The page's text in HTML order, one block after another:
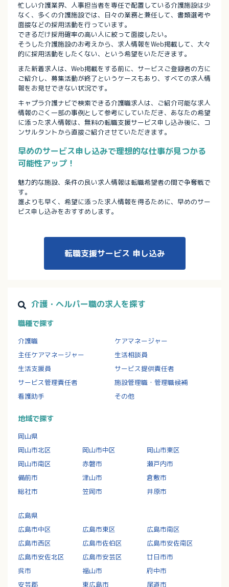
忙しい介護業界、人事担当者を専任で配置している介護施設は少
なく、多くの介護施設では、日々の業務と兼任して、書類選考や
面接などの採用活動を行っています。
できるだけ採用確率の高い人に絞って面接したい。
そうした介護施設のお考えから、求人情報をWeb掲載して、大々
的に採用活動をしたくない、という希望をいただきます。
また新着求人は、Web掲載をする前に、サービスご登録者の方に
ご紹介し、募集活動が終了というケースもあり、すべての求人情
報をお見せできない状況です。
キャプラ介護ナビで検索できる介護職求人は、ご紹介可能な求人
情報のごく一部の事例として参考にしていただき、あなたの希望
に添った求人情報は、無料の転職支援サービス申し込み後に、コ
ンサルタントから直接ご紹介させていただきます。
早めのサービス申し込みで理想的な仕事が見つかる
可能性アップ！
魅力的な施設、条件の良い求人情報は転職希望者の間で争奪戦で
す。
誰よりも早く、希望に添った求人情報を得るために、早めのサー
ビス申し込みをおすすめします。
転職支援サービス 申し込み
介護・ヘルパー職の求人を探す
職種で探す
介護職
ケアマネージャー
主任ケアマネージャー
生活相談員
生活支援員
サービス提供責任者
サービス管理責任者
施設管理職・管理職候補
看護助手
その他
地域で探す
岡山県
岡山市北区
岡山市中区
岡山市東区
岡山市南区
赤磐市
瀬戸内市
備前市
津山市
倉敷市
総社市
笠岡市 井原市
広島県
広島市中区
広島市東区
広島市南区
広島市西区
広島市佐伯区
広島市安佐南区
広島市安佐北区
広島市安芸区
廿日市市
呉市
福山市
府中市
安芸郡
東広島市 尾道市